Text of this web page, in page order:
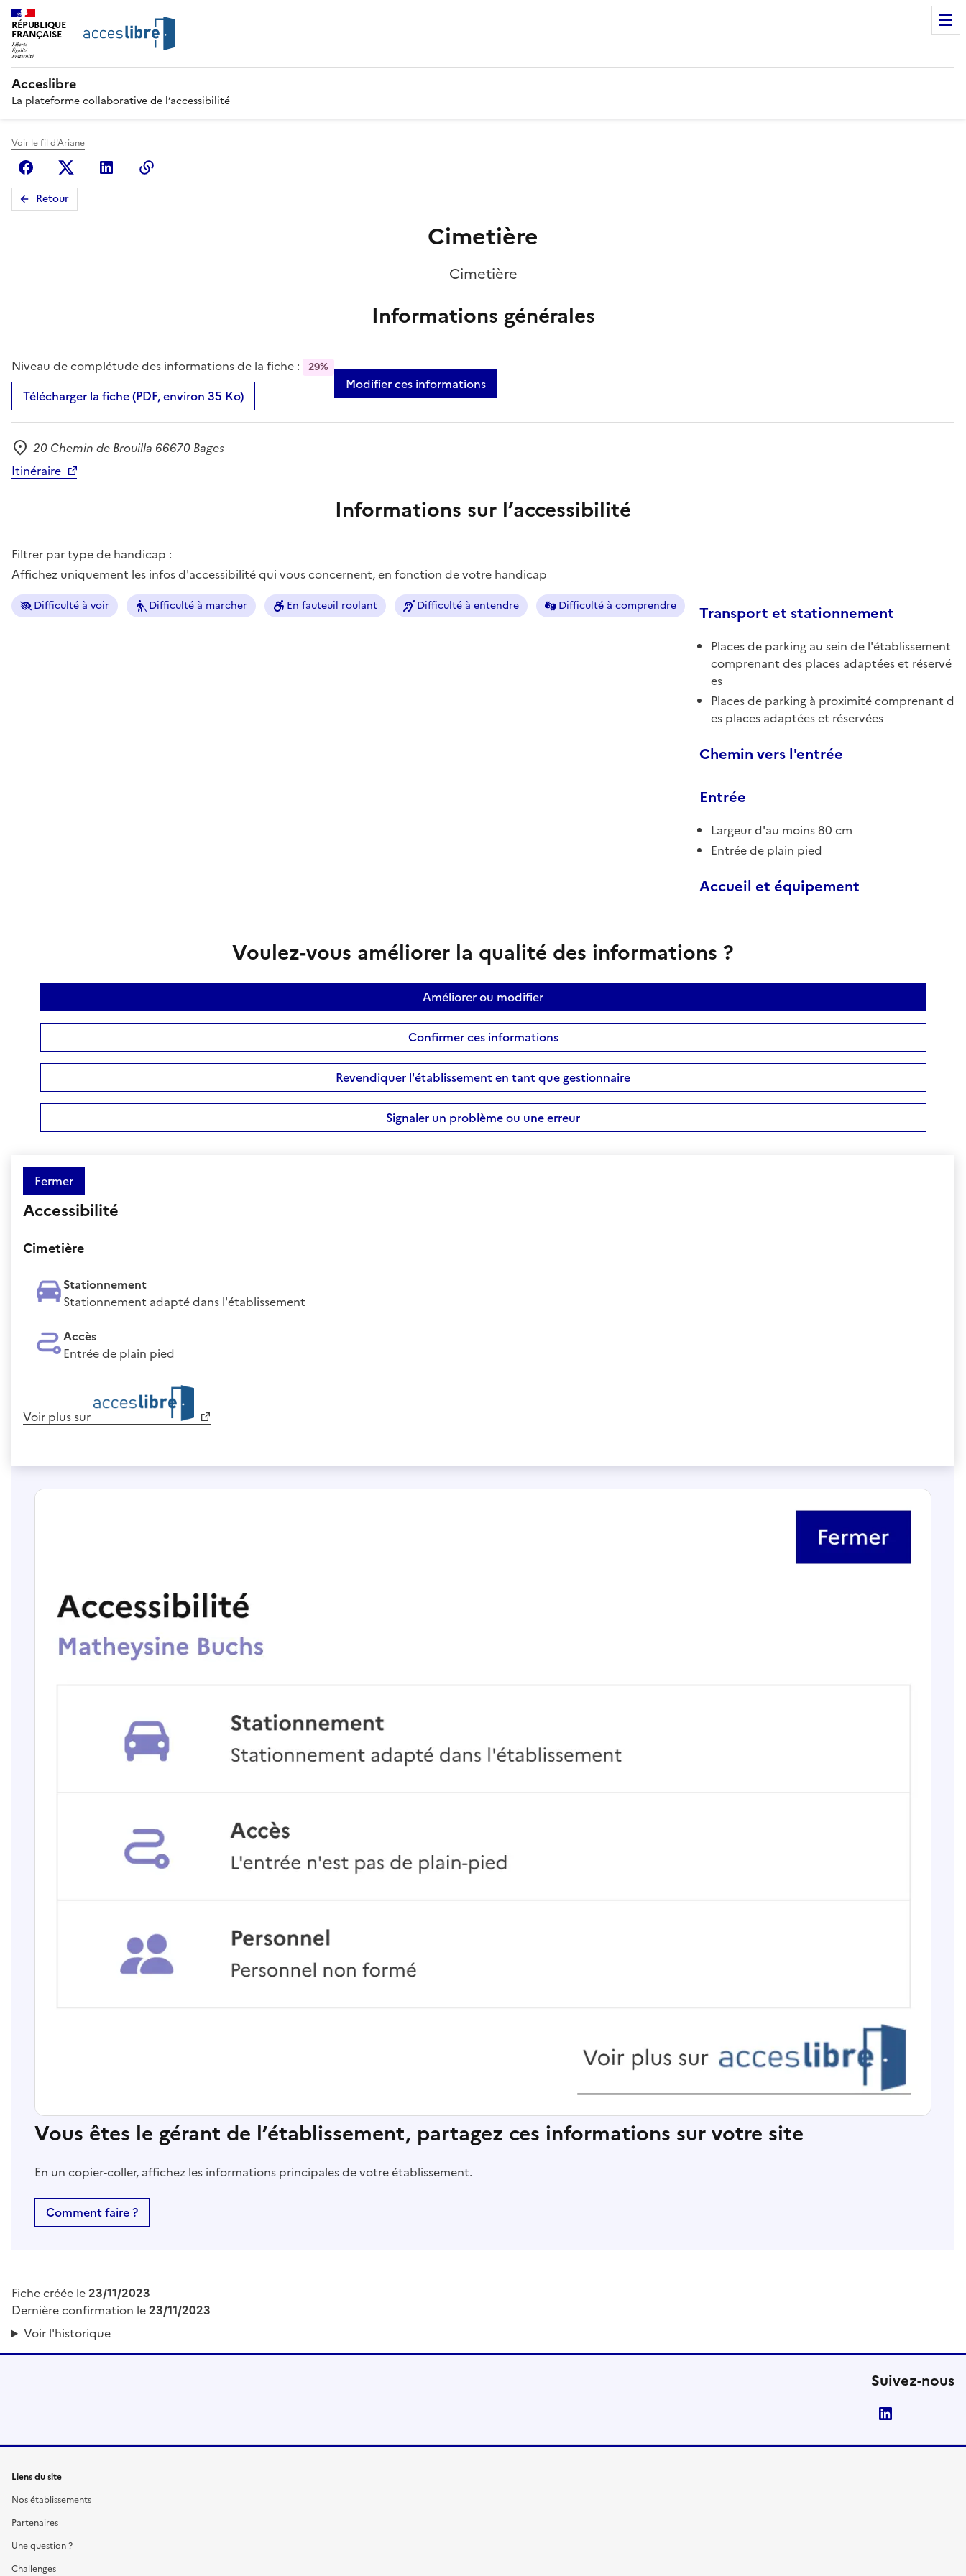
RÉPUBLIQUE
FRANÇAISE
Acceslibre
La plateforme collaborative de l’accessibilité
Voir le fil d'Ariane
FacebookX (anciennement Twitter)
Linkedin
Retour
Cimetière
Cimetière
Informations générales
Niveau de complétude des informations de la fiche : 29%
Télécharger la fiche (PDF, environ 35 Ko)
Modifier ces informations
Adresse
20 Chemin de Brouilla 66670 Bages
Itinéraire
Informations sur l’accessibilité
Filtrer par type de handicap :
Affichez uniquement les infos d'accessibilité qui vous concernent, en fonction de votre handicap
Difficulté à voir Difficulté à marcher En fauteuil roulant Difficulté à entendre Difficulté à comprendre Transport et stationnement
Places de parking au sein de l'établissement
comprenant des places adaptées et réservé
es
Places de parking à proximité comprenant d
es places adaptées et réservées
Chemin vers l'entrée
Entrée
Largeur d'au moins 80 cm
Entrée de plain pied
Accueil et équipement
Voulez-vous améliorer la qualité des informations ?
Améliorer ou modifier
Confirmer ces informations
Revendiquer l'établissement en tant que gestionnaire
Signaler un problème ou une erreur
Fermer
Accessibilité
Cimetière
Stationnement
Stationnement adapté dans l'établissement
Accès
Entrée de plain pied
Voir plus sur
Vous êtes le gérant de l’établissement, partagez ces informations sur votre site
En un copier-coller, affichez les informations principales de votre établissement.
Comment faire ?
Fiche créée le23/11/2023
Dernière confirmation le23/11/2023
Voir l'historique
Suivez-nous
Liens du site
Nos établissements
Partenaires
Une question ?
Challenges